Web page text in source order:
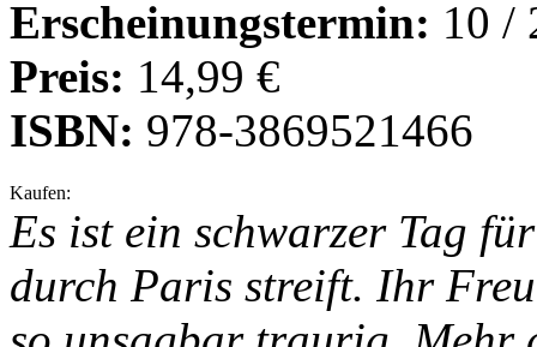
Erscheinungstermin: 10 /
Preis: 14,99 €
ISBN: 978-3869521466
Kaufen:
Es ist ein schwarzer Tag
durch Paris streift. Ihr